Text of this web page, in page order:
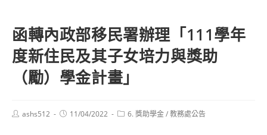
函轉內政部移民署辦理「111學年
度新住民及其子女培力與獎助
（勵）學金計畫」
Postashs512
Post11/04/2022
Post6. 獎助學金/教務處公告